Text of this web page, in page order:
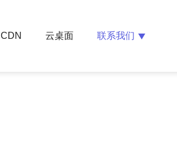
CDN 云桌面 联系我们